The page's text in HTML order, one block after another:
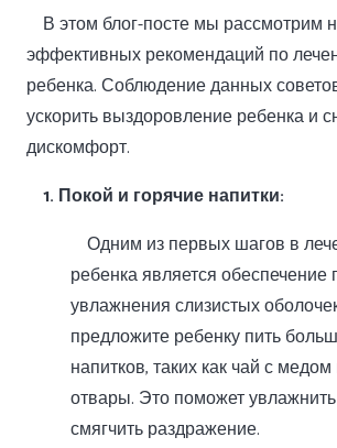
В этом блог-посте мы рассмотрим
эффективных рекомендаций по
ребенка. Соблюдение данных
ускорить выздоровление ребенка и
дискомфорт.
1. Покой и горячие напитки:
Одним из первых шагов в
ребенка является обеспечение
увлажнения слизистых
предложите ребенку пить
напитков, таких как чай с
отвары. Это поможет
смягчить раздражение.